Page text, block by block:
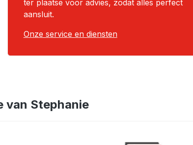
ter plaatse voor advies, zodat alles perfect
aansluit.
Onze service en diensten
van Stephanie